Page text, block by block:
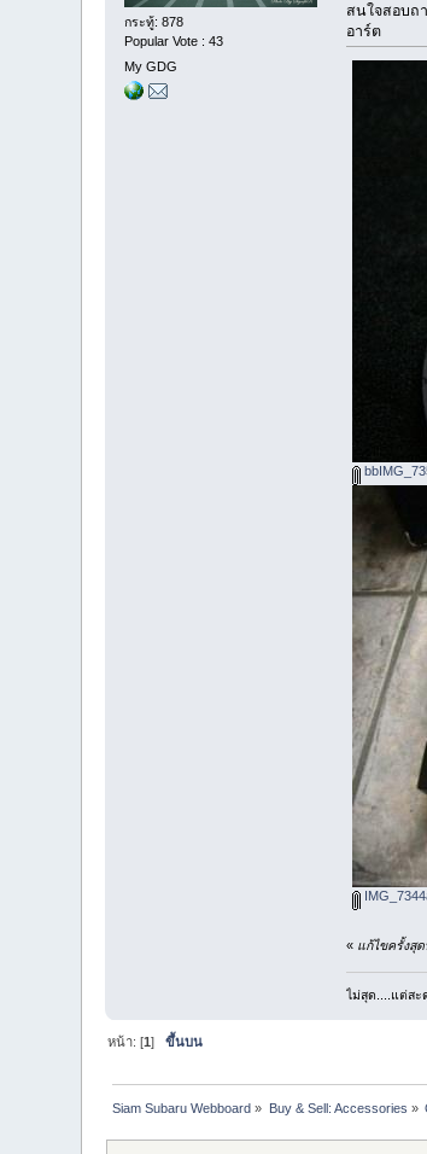
กระทู้: 878
Popular Vote : 43
My GDG
สนใจสอบถ
อาร์ต
« แก้ไขครั้งสุ
ไม่สุด....แต่สะ
หน้า: [1]ขึ้นบน
Siam Subaru Webboard » Buy & Sell: Accessories »